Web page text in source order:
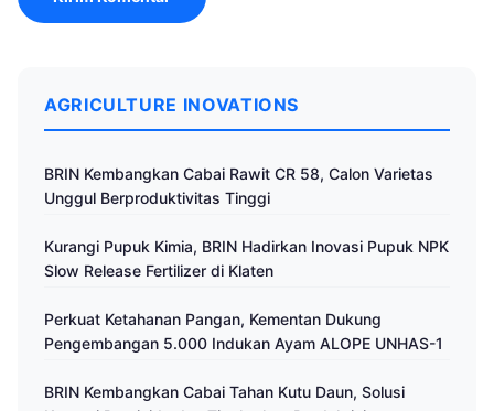
AGRICULTURE INOVATIONS
BRIN Kembangkan Cabai Rawit CR 58, Calon Varietas
Unggul Berproduktivitas Tinggi
Kurangi Pupuk Kimia, BRIN Hadirkan Inovasi Pupuk NPK
Slow Release Fertilizer di Klaten
Perkuat Ketahanan Pangan, Kementan Dukung
Pengembangan 5.000 Indukan Ayam ALOPE UNHAS-1
BRIN Kembangkan Cabai Tahan Kutu Daun, Solusi